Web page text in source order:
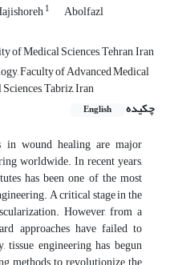
1 Abolfazl
of Medical Sciences, Tehran, Iran
Faculty of Advanced Medical
Tabriz, Iran
چکیده
English
in wound healing are major
worldwide. In recent years,
has been one of the most
A critical stage in the
However, from a
approaches have failed to
tissue engineering has begun